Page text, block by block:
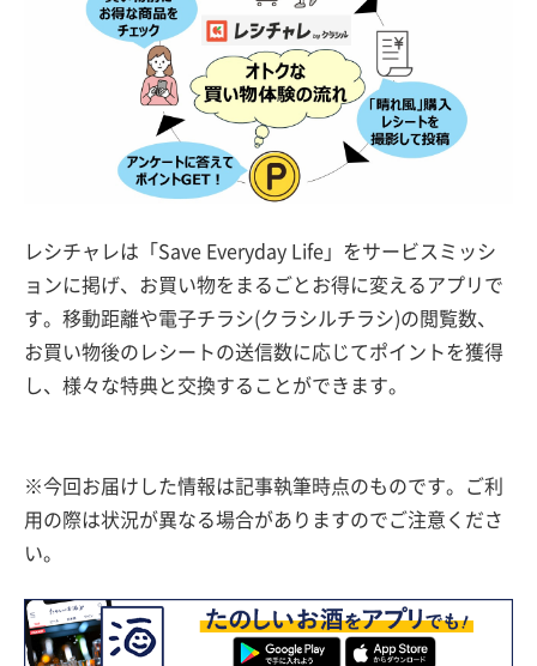
レシチャレは「Save Everyday Life」をサービスミッシ
ョンに掲げ、お買い物をまるごとお得に変えるアプリで
す。移動距離や電子チラシ(クラシルチラシ)の閲覧数、
お買い物後のレシートの送信数に応じてポイントを獲得
し、様々な特典と交換することができます。
※今回お届けした情報は記事執筆時点のものです。ご利
用の際は状況が異なる場合がありますのでご注意くださ
い。